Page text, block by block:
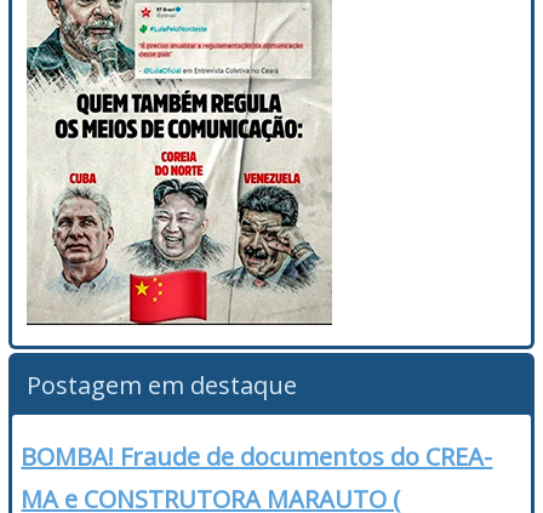
Postagem em destaque
BOMBA! Fraude de documentos do CREA-
MA e CONSTRUTORA MARAUTO (